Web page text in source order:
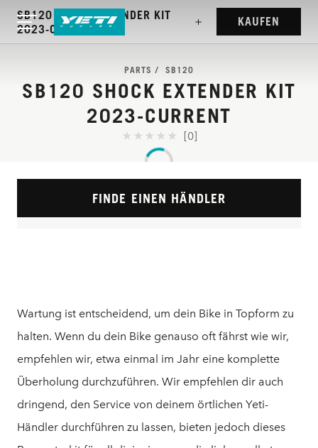
SB120 SHOCK EXTENDER KIT
2023-CURRENT
KAUFEN
PARTS SB120
SB120 SHOCK EXTENDER KIT
2023-CURRENT
[0]
FINDE EINEN HÄNDLER
Wartung ist entscheidend, um dein Bike in Topform zu
halten. Wenn du dein Bike genauso oft fährst wie wir,
empfehlen wir, etwa einmal im Jahr eine komplette
Überholung durchzuführen. Wir empfehlen dir auch
dringend, den Service von deinem örtlichen Yeti-
Händler durchführen zu lassen, bieten jedoch dieses